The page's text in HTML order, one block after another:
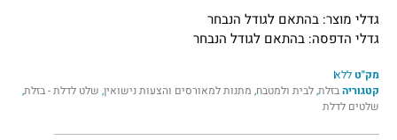
גדלי מוצר: בהתאם לגודל הנבחר
גדלי הדפסה: בהתאם לגודל הנבחר
מק"ט ללא
קטגוריהבזלת,לבית ולמטבח, מתנות למאורסים והצעות נישואין, שלט לדלת - בזלת,
שלטים לדלת